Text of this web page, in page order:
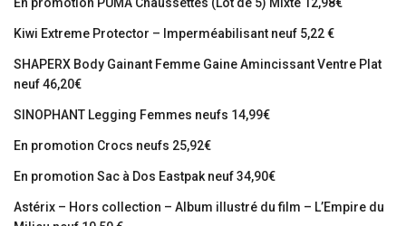
Kiwi Extreme Protector – Imperméabilisant neuf 5,22 €
SHAPERX Body Gainant Femme Gaine Amincissant Ventre Plat
neuf 46,20€
SINOPHANT Legging Femmes neufs 14,99€
En promotion Crocs neufs 25,92€
En promotion Sac à Dos Eastpak neuf 34,90€
Astérix – Hors collection – Album illustré du film – L’Empire du